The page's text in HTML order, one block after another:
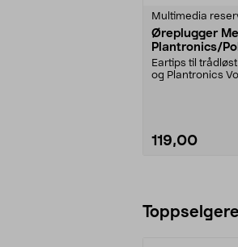
Multimedia
Øreplugger
Plantronics/
pakning
Eartips til
og Plantronics
119,00